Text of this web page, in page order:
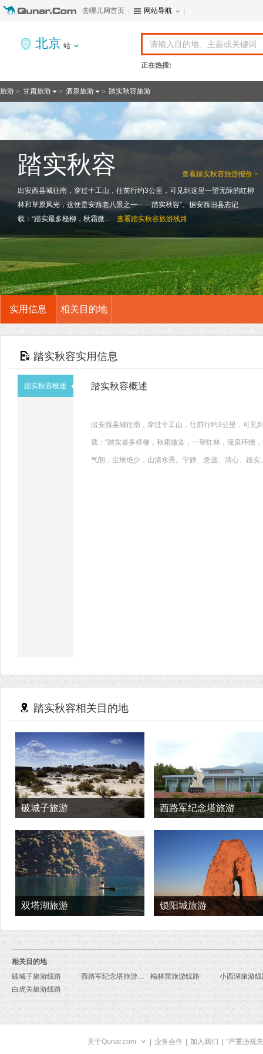
去哪儿网首页 网站导航
北京 站
正在热搜:
旅游 > 甘肃旅游 > 酒泉旅游 > 踏实秋容旅游
查看踏实秋容旅游报价 >
踏实秋容
出安西县城往南，穿过十工山，往前行约3公里，可见到这里一望无际的红柳
林和草原风光，这便是安西老八景之一——踏实秋容”。据安西旧县志记
载：“踏实最多柽柳，秋霜微...
查看踏实秋容旅游线路
实用信息 相关目的地
踏实秋容实用信息
踏实秋容概述 踏实秋容概述
出安西县城往南，穿过十工山，往前行约3公里，可
载：“踏实最多柽柳，秋霜微染，一望红林，流泉环绕
气朗，尘埃绝少，山清水秀。宁静、悠远、清心、踏
踏实秋容相关目的地
破城子旅游 西路军纪念塔旅游
双塔湖旅游 锁阳城旅游
相关目的地
破城子旅游线路
西路军纪念塔旅游线路 榆林窟旅游线路
小西湖旅游
白虎关旅游线路
关于Qunar.com 业务合作 加入我们 "严重违规